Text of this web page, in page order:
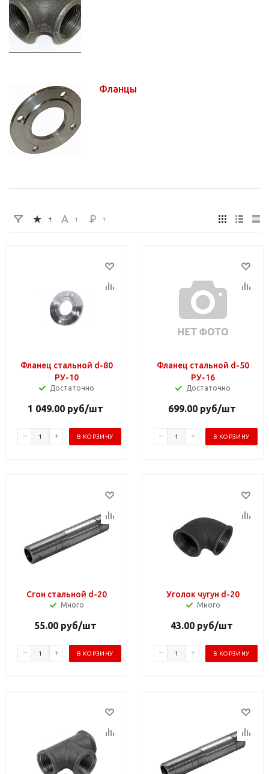
Фланцы
Фланец стальной d-80
РУ-10
Достаточно
1 049.00 руб/шт
В КОРЗИНУ
Фланец стальной d-50
РУ-16
Достаточно
699.00руб/шт
В КОРЗИНУ
Сгон стальной d-20
Много
55.00 руб/шт
В КОРЗИНУ
Уголок чугун d-20
Много
43.00 руб/шт
В КОРЗИНУ